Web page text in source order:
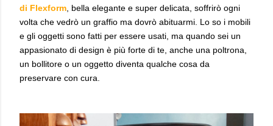
di Flexform, bella elegante e super delicata, soffrirò ogni
volta che vedrò un graffio ma dovrò abituarmi. Lo so i mobili
e gli oggetti sono fatti per essere usati, ma quando sei un
appasionato di design è più forte di te, anche una poltrona,
un bollitore o un oggetto diventa qualche cosa da
preservare con cura.